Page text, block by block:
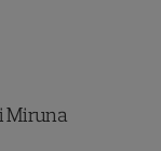
Miruna